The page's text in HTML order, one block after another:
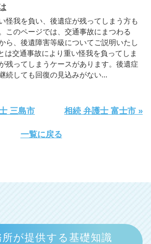
怪我を負い 後遺症が残って し ま う 方も
。 こ のページでは 交通事故に まつわる
ら 後遺障害等級について ご説明いた し
は交通事故に よ り重い怪我を負 って し ま
残って し ま う ケースがあ り ます。 後遺症
続して も回復の見込みがない...
三島市 相続 弁護士 富士市 »
一覧に戻る
所が提供する基礎知識